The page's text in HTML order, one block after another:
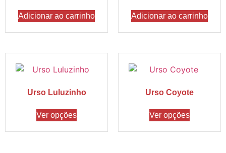
Adicionar ao carrinho Adicionar ao carrinho
Urso Luluzinho
Ver opções
Urso Coyote
Ver opções